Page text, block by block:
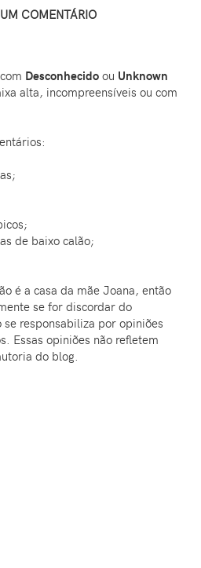
COMENTÁRIO
Desconhecido ou Unknown
alta, incompreensíveis ou com
de baixo calão;
é a casa da mãe Joana, então
se for discordar do
responsabiliza por opiniões
Essas opiniões não refletem
do blog.